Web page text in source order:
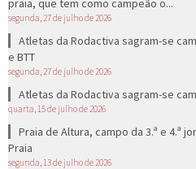
praia, que tem como campeão o...
segunda, 27 de julho de 2026
Atletas da Rodactiva sagram-se
e BTT
segunda, 27 de julho de 2026
Atletas da Rodactiva sagram-se
quarta, 15 de julho de 2026
Praia de Altura, campo da 3.ª e 4.ª
Praia
segunda, 13 de julho de 2026